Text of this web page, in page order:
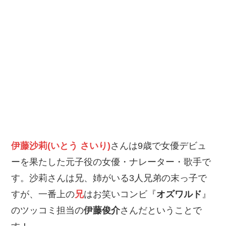
伊藤沙莉(いとう さいり)さんは9歳で女優デビュ
ーを果たした元子役の女優・ナレーター・歌手で
す。沙莉さんは兄、姉がいる3人兄弟の末っ子で
すが、一番上の兄はお笑いコンビ『オズワルド』
のツッコミ担当の伊藤俊介さんだということで